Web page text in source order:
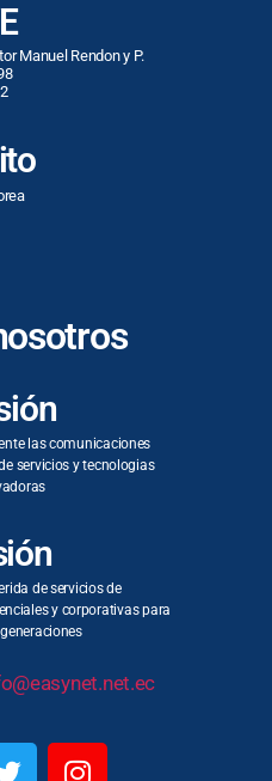
Manuel Rendon y P.
las comunicaciones
servicios y tecnologias
de servicios de
y corporativas para